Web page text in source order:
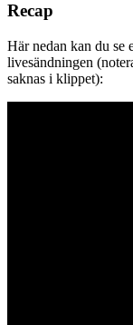
Recap
Här nedan kan du se
livesändningen
saknas i klippet):